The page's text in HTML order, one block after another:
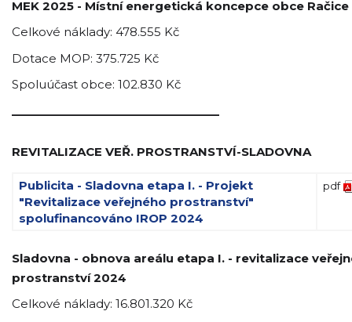
MEK 2025 - Místní energetická koncepce obce Račice
Celkové náklady: 478.555 Kč
Dotace MOP: 375.725 Kč
Spoluúčast obce: 102.830 Kč
REVITALIZACE VEŘ. PROSTRANSTVÍ-SLADOVNA
Publicita - Sladovna etapa I. - Projekt
"Revitalizace veřejného prostranství"
spolufinancováno IROP 2024
pdf
Sladovna - obnova areálu etapa I. - revitalizace
prostranství 2024
Celkové náklady: 16.801.320 Kč